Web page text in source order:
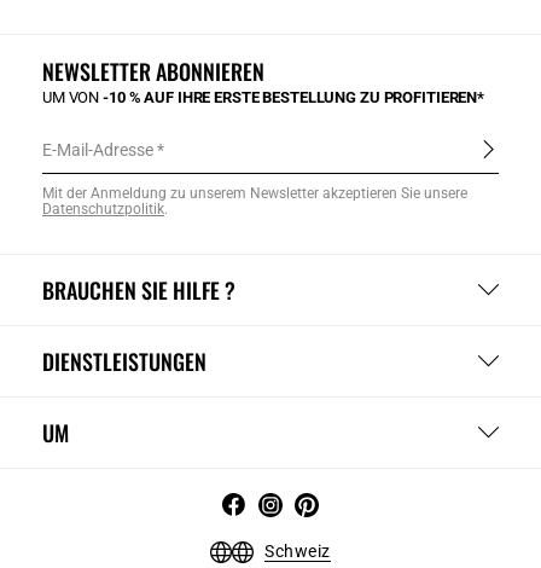
BRAUCHEN SIE HILFE ?
DIENSTLEISTUNGEN
UM
NEWSLETTER ABONNIEREN
UM VON-10 % AUF IHRE ERSTE BESTELLUNG ZU PROFITIEREN*
E-Mail-Adresse
Mit der Anmeldung zu unserem Newsletter akzeptieren Sie unsere
Datenschutzpolitik.
Schweiz